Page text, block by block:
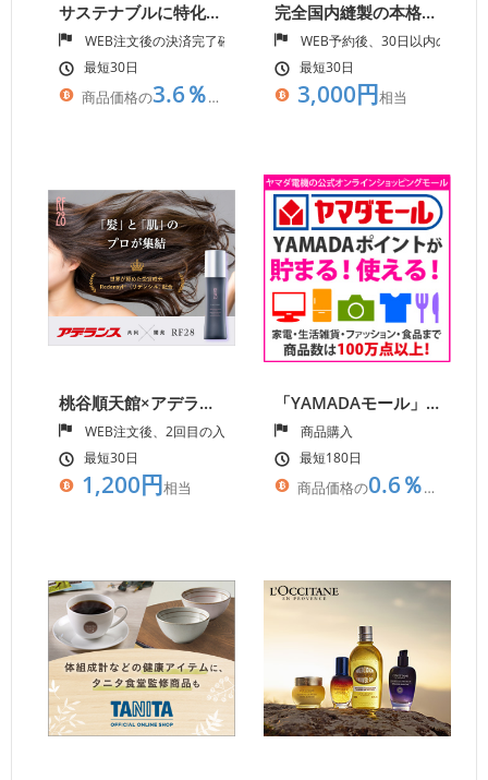
サステナブルに特化したギフトサイト【サステnaギフト】
WEB注文後の決済完了確認
最短30日
商品価格の3.6％相当
完全国内縫製の本格オーダースーツ【HANABISHI】
WEB予約後、30日以内の来店
最短30日
3,000円相当
桃谷順天館×アデランス(R)の共同開発 女性用新スカルプケア
WEB注文後、2回目の入金確認＋商品受取完了
最短30日
1,200円相当
「YAMADAモール」ヤマダ電機の総合ショッピングモール
商品購入
最短180日
商品価格の0.6％相当